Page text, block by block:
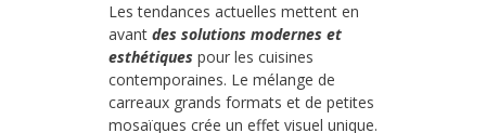
Les tendances actuelles mettent en
avant des solutions modernes et
esthétiques pour les cuisines
contemporaines. Le mélange de
carreaux grands formats et de petites
mosaïques crée un effet visuel unique.